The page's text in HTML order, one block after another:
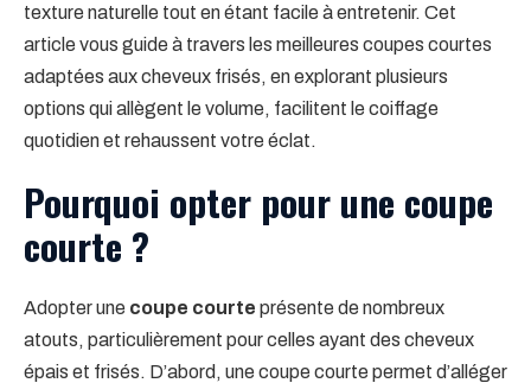
texture naturelle tout en étant facile à entretenir. Cet
article vous guide à travers les meilleures coupes courtes
adaptées aux cheveux frisés, en explorant plusieurs
options qui allègent le volume, facilitent le coiffage
quotidien et rehaussent votre éclat.
Pourquoi opter pour une coupe
courte ?
Adopter une coupe courte présente de nombreux
atouts, particulièrement pour celles ayant des cheveux
épais et frisés. D’abord, une coupe courte permet d’alléger